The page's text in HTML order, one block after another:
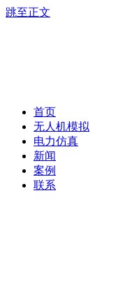
跳至正文
首页
无人机模拟
电力仿真
新闻
案例
联系